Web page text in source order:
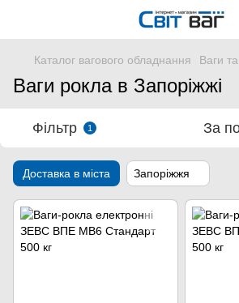
Каталог вагового обладнання Ваги
Ваги рокла в Запоріжжі
Фільтр 1 За
Доставка в міста Запоріжжя